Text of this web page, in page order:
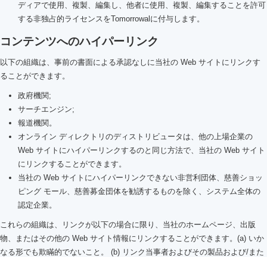
ディアで使用、複製、編集し、他者に使用、複製、編集することを許可
する非独占的ライセンスをTomorrowalに付与します。
コンテンツへのハイパーリンク
以下の組織は、事前の書面による承認なしに当社の Web サイトにリンクす
ることができます。
政府機関;
サーチエンジン;
報道機関。
オンライン ディレクトリのディストリビュータは、他の上場企業の
Web サイトにハイパーリンクするのと同じ方法で、当社の Web サイト
にリンクすることができます。
当社の Web サイトにハイパーリンクできない非営利団体、慈善ショッ
ピング モール、慈善募金団体を勧誘するものを除く、システム全体の
認定企業。
これらの組織は、リンクが以下の場合に限り、当社のホームページ、出版
物、またはその他の Web サイト情報にリンクすることができます。(a) いか
なる形でも欺瞞的でないこと。 (b) リンク当事者およびその製品および/また